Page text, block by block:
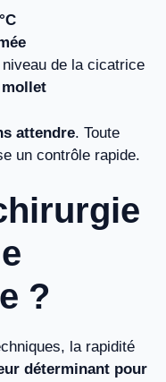
niveau de la cicatrice
attendre. Toute
un contrôle rapide.
?
la rapidité
déterminant pour